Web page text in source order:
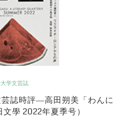
大学文芸誌
誌時評―高田朔美「わんに
學 2022年夏季号）